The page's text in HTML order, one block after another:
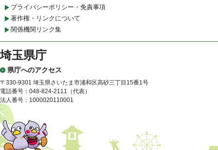
プライバシーポリシー・免責事項
著作権・リンクについて
関係機関リンク集
埼玉県庁
県庁へのアクセス
〒330-9301 埼玉県さいたま市浦和区高砂三丁目15番1号
電話番号：048-824-2111（代表）
法人番号：1000020110001